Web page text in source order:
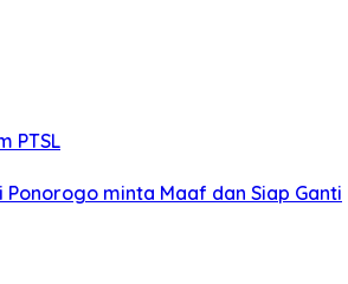
PTSL
minta Maaf dan Siap Ganti